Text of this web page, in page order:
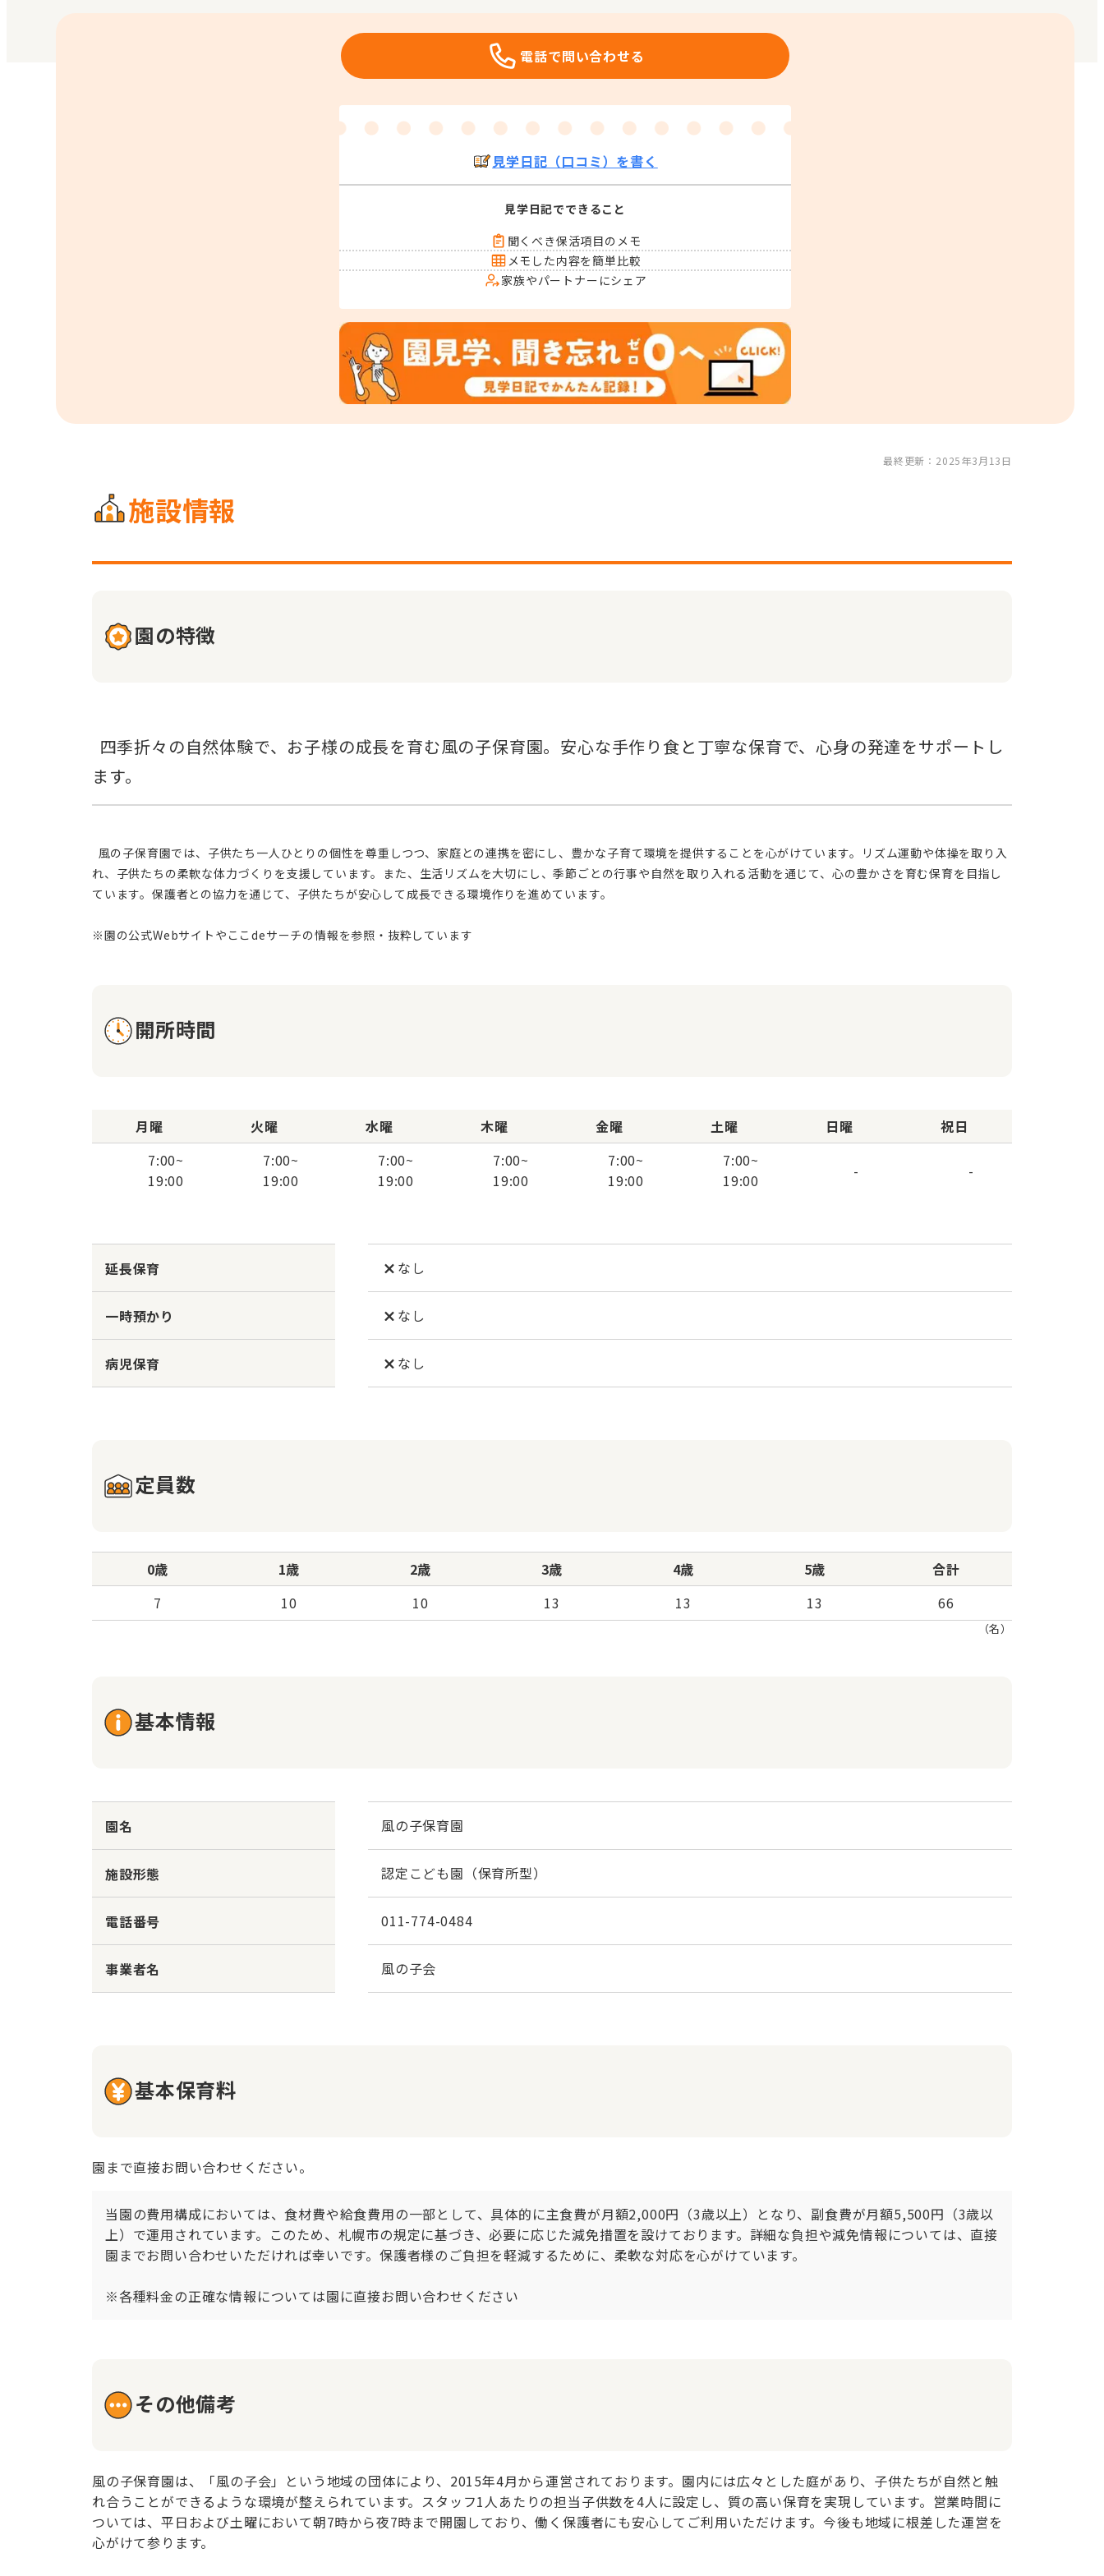
電話で問い合わせる
見学日記（口コミ）を書く
見学日記でできること
聞くべき保活項目のメモ
メモした内容を簡単比較
家族やパートナーにシェア
最終更新：2025年3月13日
施設情報
園の特徴
れ、子供たちの柔軟な体力づくりを支援しています。また、生活リズムを大切にし、季節ごとの行事や自然を取り入れる活動を通じて、心の豊かさを育む保育を目指し
ています。保護者との協力を通じて、子供たちが安心して成長できる環境作りを進めています。
開所時間
月曜
7:00~
19:00
火曜
7:00~
19:00
水曜
7:00~
19:00
木曜
7:00~
19:00
金曜
7:00~
19:00
土曜
7:00~
19:00
日曜
-
祝日
-
延長保育 なし
一時預かり なし
病児保育 なし
定員数
0歳 1歳 2歳 3歳 4歳 5歳
合計
7
10 10 13 13 13 66
（名）
基本情報
園名 風の子保育園
施設形態 認定こども園（保育所型）
電話番号 011-774-0484
事業者名 風の子会
基本保育料
園まで直接お問い合わせください。
当園の費用構成においては、食材費や給食費用の一部として、具体的に主食費が月額2,000円（3歳以上）となり、副食費が月額5,500円（3歳以
上）で運用されています。このため、札幌市の規定に基づき、必要に応じた減免措置を設けております。詳細な負担や減免情報については、直接
園までお問い合わせいただければ幸いです。保護者様のご負担を軽減するために、柔軟な対応を心がけています。
※各種料金の正確な情報については園に直接お問い合わせください
その他備考
風の子保育園は、「風の子会」という地域の団体により、2015年4月から運営されております。園内には広々とした庭があり、子供たちが自然と触
れ合うことができるような環境が整えられています。スタッフ1人あたりの担当子供数を4人に設定し、質の高い保育を実現しています。営業時間に
ついては、平日および土曜において朝7時から夜7時まで開園しており、働く保護者にも安心してご利用いただけます。今後も地域に根差した運営を
心がけて参ります。